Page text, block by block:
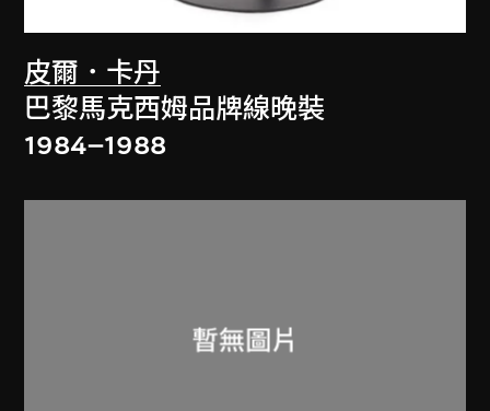
皮爾．卡丹
巴黎馬克西姆品牌線晚裝
1984–1988